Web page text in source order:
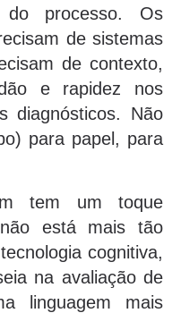
do processo. Os
de sistemas
de contexto,
e rapidez nos
diagnósticos. Não
para papel, para
tem um toque
está mais tão
cognitiva,
na avaliação de
linguagem mais